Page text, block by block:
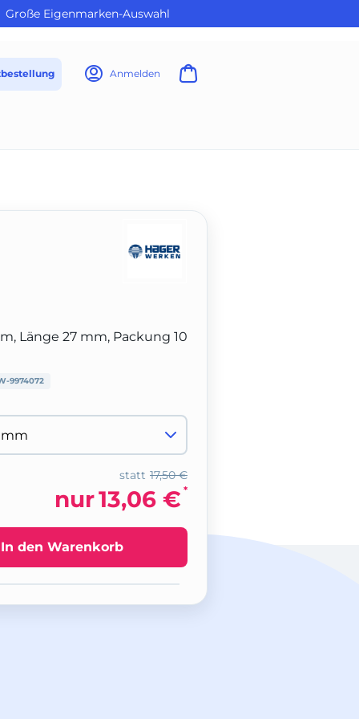
Große Eigenmarken-Auswahl
Anmelden
Länge 27 mm, Packung 10
9974072
17,50 €
statt
nur13,06 € *
In den Warenkorb